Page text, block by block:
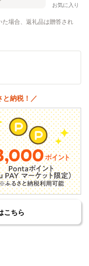
お気に入り
場合、返礼品は贈答され
と納税！／
こちら